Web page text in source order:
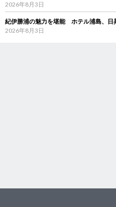
2026年8月3日
紀伊勝浦の魅力を堪能 ホテル浦島、日
2026年8月3日